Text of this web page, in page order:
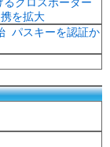
クロスボーダー
を拡大
パスキーを認証か